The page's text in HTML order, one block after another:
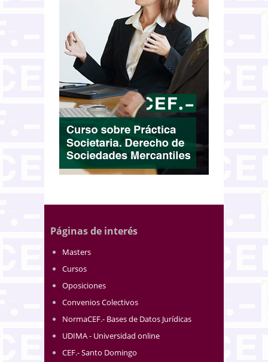
Páginas de interés
Masters
Cursos
Oposiciones
Convenios Colectivos
NormaCEF.- Bases de Datos Jurídicas
UDIMA - Universidad online
CEF.- Santo Domingo